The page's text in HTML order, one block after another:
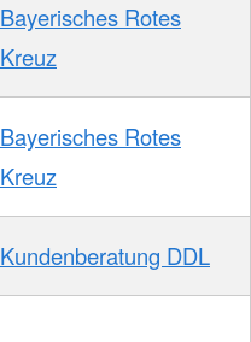
Bayerisches Rotes
Kreuz
Bayerisches Rotes
Kreuz
Kundenberatung DDL